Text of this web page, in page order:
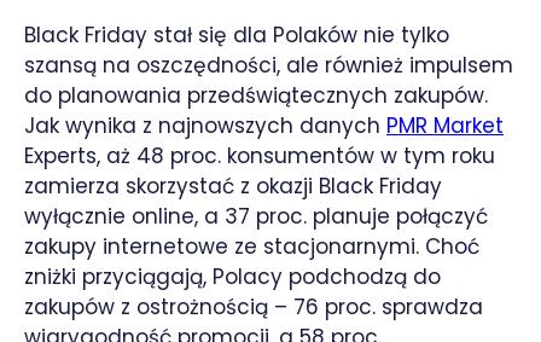
Black Friday stał się dla Polaków nie tylko
szansą na oszczędności, ale również impulsem
do planowania przedświątecznych zakupów.
Jak wynika z najnowszych danych PMR Market
Experts, aż 48 proc. konsumentów w tym roku
zamierza skorzystać z okazji Black Friday
wyłącznie online, a 37 proc. planuje połączyć
zakupy internetowe ze stacjonarnymi. Choć
zniżki przyciągają, Polacy podchodzą do
zakupów z ostrożnością – 76 proc. sprawdza